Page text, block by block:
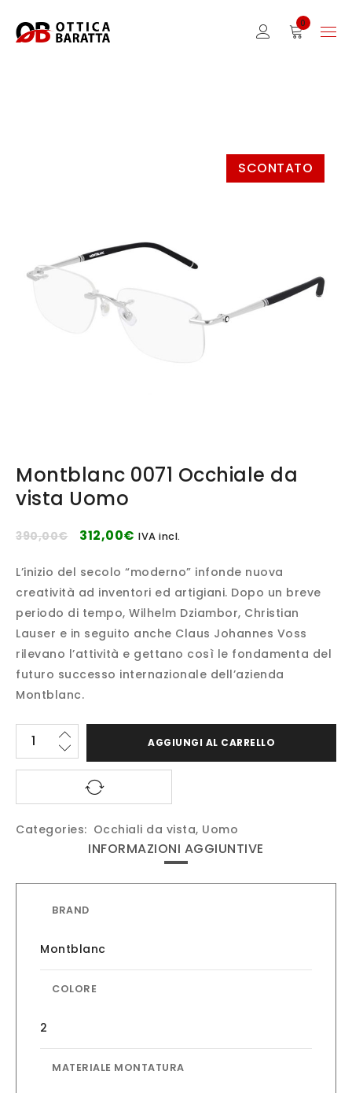
0
SCONTATO
Montblanc 0071 Occhiale da
vista Uomo
390,00€ 312,00€ IVA incl.
L’inizio del secolo “moderno” infonde nuova
creatività ad inventori ed artigiani. Dopo un breve
periodo di tempo, Wilhelm Dziambor, Christian
Lauser e in seguito anche Claus Johannes Voss
rilevano l’attività e gettano così le fondamenta del
futuro successo internazionale dell’azienda
Montblanc.
AGGIUNGI AL CARRELLO
Categories: Occhiali da vista, Uomo
INFORMAZIONI AGGIUNTIVE
BRAND
Montblanc
COLORE
2
MATERIALE MONTATURA